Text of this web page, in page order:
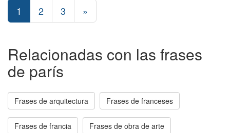
1 2 3 »
Relacionadas con las frases
de parís
Frases de arquitectura Frases de franceses
Frases de francia Frases de obra de arte